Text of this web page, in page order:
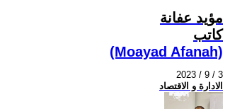
مؤيد عفانة
كاتب
(Moayad Afanah)
2023 / 9 / 3
الادارة و الاقتصاد